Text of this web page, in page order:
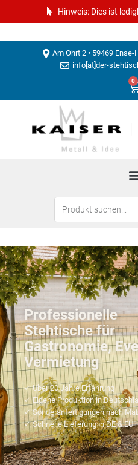
Hinweis: Dies ist
Am Ohrt 2 • 59469 Ense-
info[at]der-
0
Professionelle
Stehtische für
Gastronomie,
Vermietung
✓ Über 20 Jahre Erfahrung
✓ Eigene Produktion in
✓ Sonderanfertigungen nach
✓ Schnelle Lieferung in DE & EU